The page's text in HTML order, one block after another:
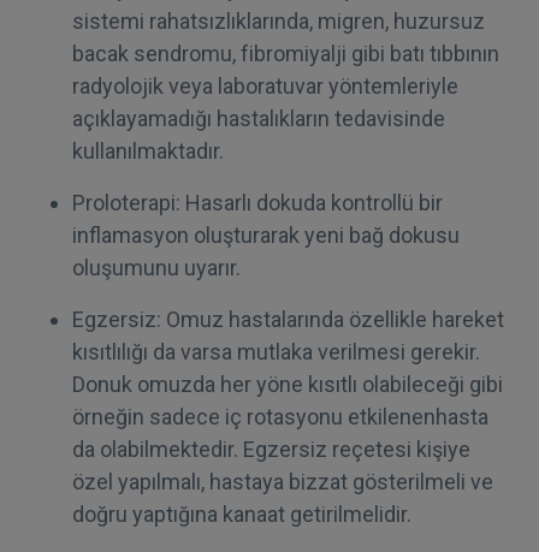
sistemi rahatsızlıklarında, migren, huzursuz
bacak sendromu, fibromiyalji gibi batı tıbbının
radyolojik veya laboratuvar yöntemleriyle
açıklayamadığı hastalıkların tedavisinde
kullanılmaktadır.
Proloterapi: Hasarlı dokuda kontrollü bir
inflamasyon oluşturarak yeni bağ dokusu
oluşumunu uyarır.
Egzersiz: Omuz hastalarında özellikle hareket
kısıtlılığı da varsa mutlaka verilmesi gerekir.
Donuk omuzda her yöne kısıtlı olabileceği gibi
örneğin sadece iç rotasyonu etkilenenhasta
da olabilmektedir. Egzersiz reçetesi kişiye
özel yapılmalı, hastaya bizzat gösterilmeli ve
doğru yaptığına kanaat getirilmelidir.